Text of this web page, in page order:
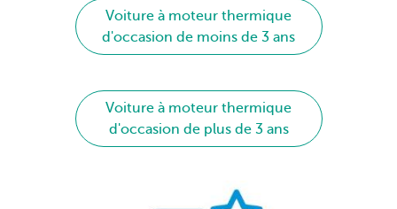
Voiture à moteur thermique
d'occasion de moins de 3 ans
Voiture à moteur thermique
d'occasion de plus de 3 ans